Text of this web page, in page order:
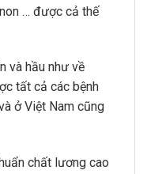
… được cả thế
và hầu như về
tất cả các bệnh
ở Việt Nam cũng
chất lương cao